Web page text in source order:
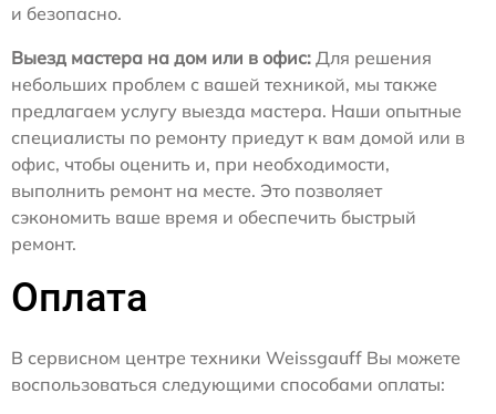
и безопасно.
Выезд мастера на дом или в офис: Для решения
небольших проблем с вашей техникой, мы также
предлагаем услугу выезда мастера. Наши опытные
специалисты по ремонту приедут к вам домой или в
офис, чтобы оценить и, при необходимости,
выполнить ремонт на месте. Это позволяет
сэкономить ваше время и обеспечить быстрый
ремонт.
Оплата
В сервисном центре техники Weissgauff Вы можете
воспользоваться следующими способами оплаты: